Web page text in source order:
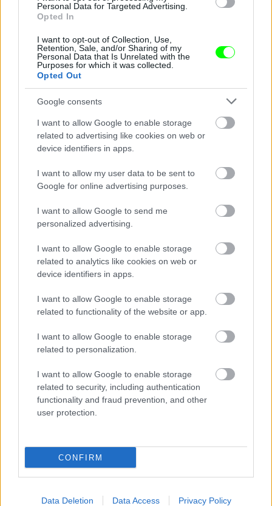
Personal Data for Targeted Advertising.
Opted In
I want to opt-out of Collection, Use,
Retention, Sale, and/or Sharing of my
Personal Data that Is Unrelated with the
Purposes for which it was collected.
Opted Out
Google consents
I want to allow Google to enable storage
related to advertising like cookies on web or
device identifiers in apps.
I want to allow my user data to be sent to
Google for online advertising purposes.
I want to allow Google to send me
personalized advertising.
I want to allow Google to enable storage
related to analytics like cookies on web or
device identifiers in apps.
I want to allow Google to enable storage
related to functionality of the website or app.
I want to allow Google to enable storage
related to personalization.
I want to allow Google to enable storage
related to security, including authentication
functionality and fraud prevention, and other
user protection.
CONFIRM
Data Deletion Data Access Privacy Policy
2007-ben a Sundance-en
Fotó: Jeff Vespa / Europress / Getty
Jön még kép!